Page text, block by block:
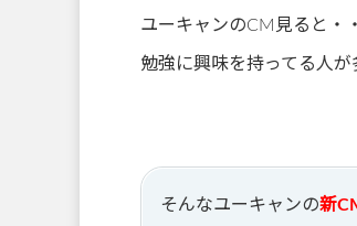
ユーキャンのCM見ると・
勉強に興味を持ってる人
そんなユーキャンの新